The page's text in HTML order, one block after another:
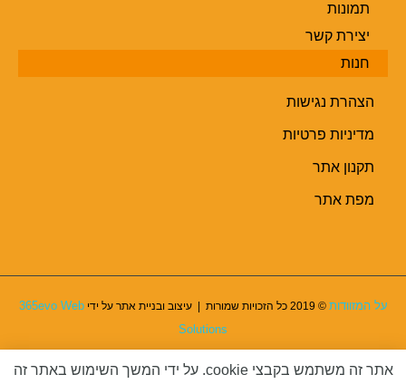
תמונות
יצירת קשר
חנות
הצהרת נגישות
מדיניות פרטיות
תקנון אתר
מפת אתר
על המזוודות © 2019 כל הזכויות שמורות | עיצוב ובניית אתר על ידי
365evo Web
Solutions
חלק מהקישורים באתר מספקים תגמול ע"י צד ג'.
אתר זה משתמש בקבצי cookie. על ידי המשך השימוש באתר זה